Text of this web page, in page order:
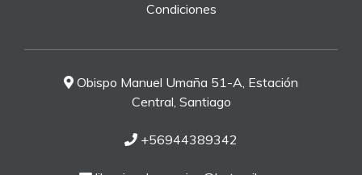
Condiciones
Obispo Manuel Umaña 51-A, Estación
Central, Santiago
+56944389342